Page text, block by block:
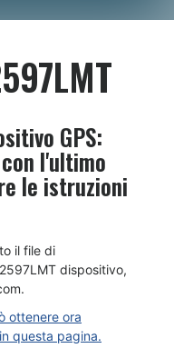
GPS:
con l'ultimo
le istruzioni
il file di
dispositivo,
ottenere ora
questa pagina.